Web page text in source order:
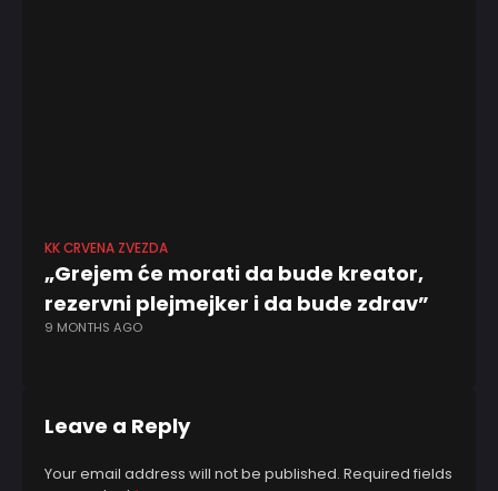
KK CRVENA ZVEZDA
„Grejem će morati da bude kreator,
rezervni plejmejker i da bude zdrav”
9 MONTHS AGO
Leave a Reply
Your email address will not be published. Required fields